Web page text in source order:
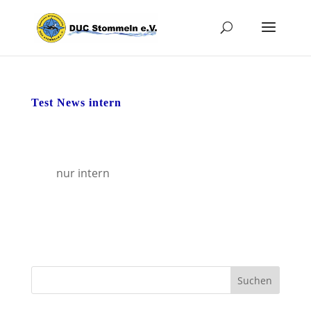
Test News intern
nur intern